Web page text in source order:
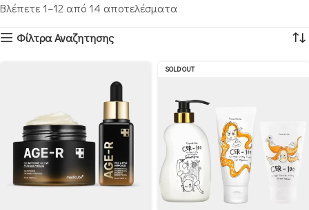
Βλέπετε 1–12 από 14 αποτελέσματα
Φίλτρα Αναζητησης
SOLD OUT